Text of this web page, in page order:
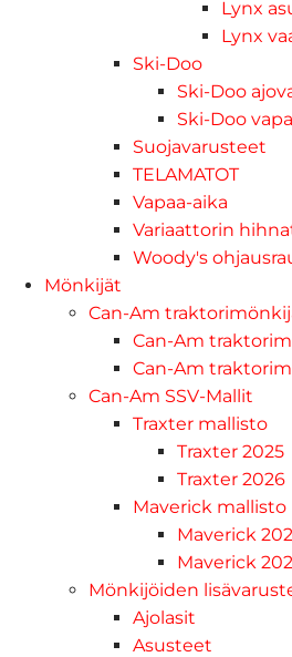
Lynx
Lynx
Ski-Doo
Ski-Doo
Ski-Doo
Suojavarusteet
TELAMATOT
Vapaa-aika
Variaattorin
Woody's
Mönkijät
Can-Am
Can-Am
Can-Am
Can-Am SSV-Mallit
Traxter mallisto
Traxter 2025
Traxter 2026
Maverick mallisto
Maverick
Maverick
Mönkijöiden
Ajolasit
Asusteet